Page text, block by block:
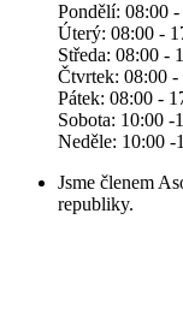
Pondělí: 08:00
Úterý: 08:00 -
Středa: 08:00 -
Čtvrtek: 08:00 -
Pátek: 08:00 -
Sobota: 10:00 -
Neděle: 10:00 -
Jsme členem
republiky.